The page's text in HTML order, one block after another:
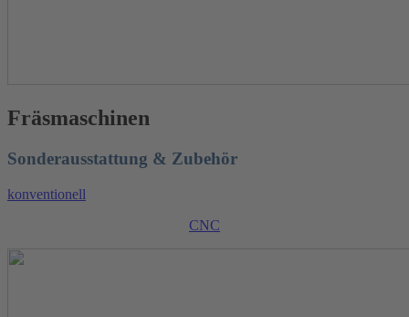
Fräsmaschinen
Sonderausstattung & Zubehör
konventionell
CNC